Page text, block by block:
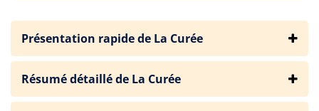
Présentation rapide de La Curée
Résumé détaillé de La Curée